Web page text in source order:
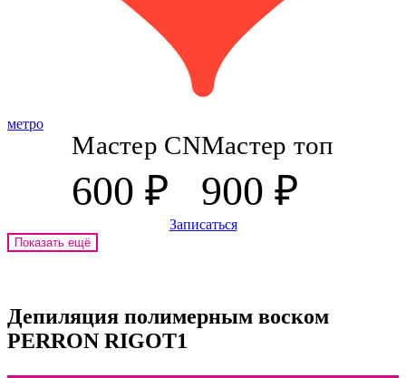
метро
Мастер CN
600 ₽
Мастер топ
900 ₽
Записаться
Показать ещё
Депиляция полимерным воском
PERRON RIGOT1